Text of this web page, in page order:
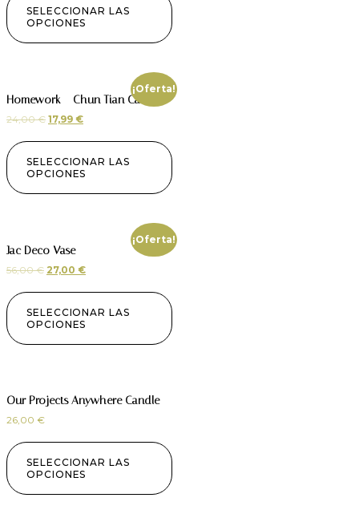
SELECCIONAR LAS
OPCIONES
¡Oferta!
Homework – Chun Tian Candle
24,00€ 17,99 €
SELECCIONAR LAS
OPCIONES
¡Oferta!
Jac Deco Vase
56,00€ 27,00 €
SELECCIONAR LAS
OPCIONES
Our Projects Anywhere Candle
26,00 €
SELECCIONAR LAS
OPCIONES